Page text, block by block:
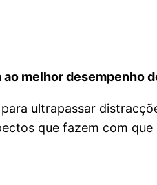
melhor desempenho
ultrapassar
que fazem com que